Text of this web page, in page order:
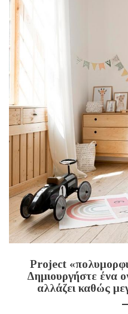
Project
Δημιουργήστε ένα
αλλάζει καθώς